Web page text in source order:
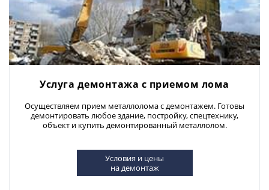
Услуга демонтажа с приемом лома
Осуществляем прием металлолома с демонтажем. Готовы
демонтировать любое здание, постройку, спецтехнику,
объект и купить демонтированный металлолом.
Условия и цены
на демонтаж